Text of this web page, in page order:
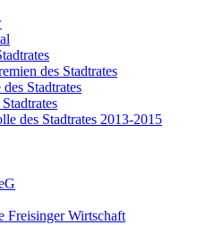
des Stadtrates
Stadtrates
des Stadtrates 2013-2015
Freisinger Wirtschaft